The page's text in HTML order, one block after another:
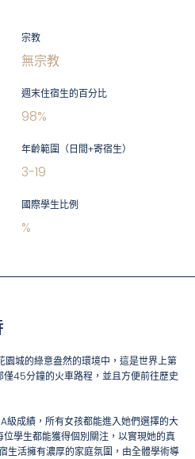
宗教
無宗教
週末住宿生的百分比
98%
年齡範圍（日間+寄宿生）
3-19
國際學生比例
%
城的綠意盎然的環境中，這是世界上第
45分鐘的火車路程，並且方便前往歷史
級成績，所有女孩都能進入她們選擇的大
學生都能獲得個別關注，以實現她的真
生活擁有濃厚的家庭氛圍，由全體學術導